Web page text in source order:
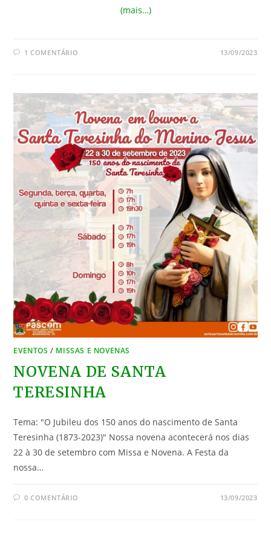
(mais…)
1 COMENTÁRIO 13/09/2023
EVENTOS / MISSAS E NOVENAS
NOVENA DE SANTA
TERESINHA
Tema: "O Jubileu dos 150 anos do nascimento de Santa
Teresinha (1873-2023)" Nossa novena acontecerá nos dias
22 à 30 de setembro com Missa e Novena. A Festa da
nossa…
0 COMENTÁRIO 13/09/2023